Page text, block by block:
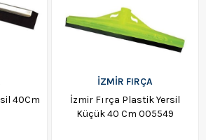
40Cm
İZMİR FIRÇA
İzmir Fırça Plastik Yersil
Küçük 40 Cm 005549